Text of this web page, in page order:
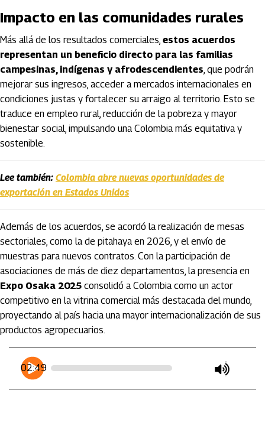
Impacto en las comunidades rurales
Más allá de los resultados comerciales, estos acuerdos
representan un beneficio directo para las familias
campesinas, indígenas y afrodescendientes, que podrán
mejorar sus ingresos, acceder a mercados internacionales en
condiciones justas y fortalecer su arraigo al territorio. Esto se
traduce en empleo rural, reducción de la pobreza y mayor
bienestar social, impulsando una Colombia más equitativa y
sostenible.
Lee también: Colombia abre nuevas oportunidades de
exportación en Estados Unidos
Además de los acuerdos, se acordó la realización de mesas
sectoriales, como la de pitahaya en 2026, y el envío de
muestras para nuevos contratos. Con la participación de
asociaciones de más de diez departamentos, la presencia en
Expo Osaka 2025 consolidó a Colombia como un actor
competitivo en la vitrina comercial más destacada del mundo,
proyectando al país hacia una mayor internacionalización de sus
productos agropecuarios.
Artículos Player
Player Articulos
play
mute
02:49